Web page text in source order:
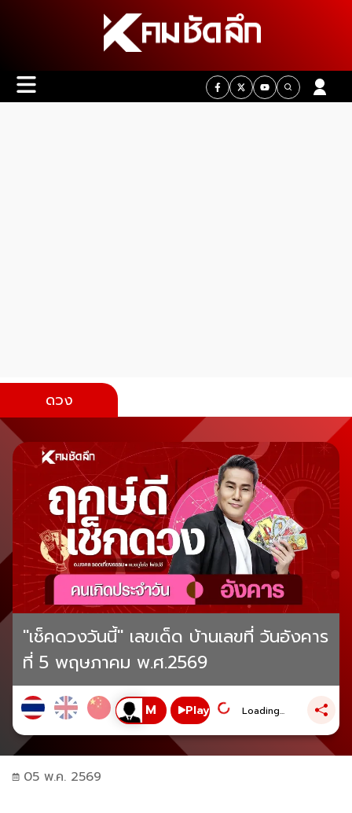
ดวง
"เช็คดวงวันนี้" เลขเด็ด บ้านเลขที่ วันอังคาร
ที่ 5 พฤษภาคม พ.ศ.2569
Play Loading...
05 พ.ค. 2569